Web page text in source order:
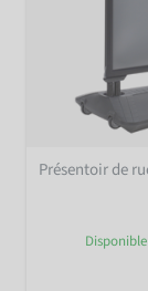
Présentoir de